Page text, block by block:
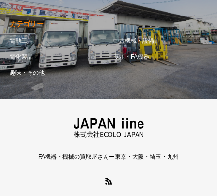
カテゴリー
電動工具 中古機械・設備
電化製品 ラボ・FA機器
趣味・その他
FA機器・機械の買取屋さんー東京・大阪・埼玉・九州